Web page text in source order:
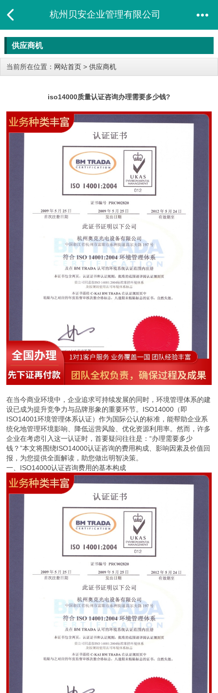
杭州贝安企业管理有限公司
供应商机
当前所在位置： 网站首页 > 供应商机
iso14000质量认证咨询办理需要多少钱?
在当今商业环境中，企业追求可持续发展的同时，环境管理体系的建
设已成为提升竞争力与品牌形象的重要环节。ISO14000（即
ISO14001环境管理体系认证）作为国际公认的标准，能帮助企业系
统化地管理环境影响、降低运营风险、优化资源利用率。然而，许多
企业在考虑引入这一认证时，首要疑问往往是：“办理需要多少
钱？”本文将围绕ISO14000认证咨询的费用构成、影响因素及价值回
报，为您提供全面解读，助您做出明智决策。
一、ISO14000认证咨询费用的基本构成